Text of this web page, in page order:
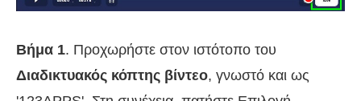
Βήμα 1. Προχωρήστε στον ιστότοπο του
Διαδικτυακός κόπτης βίντεο, γνωστό και ως